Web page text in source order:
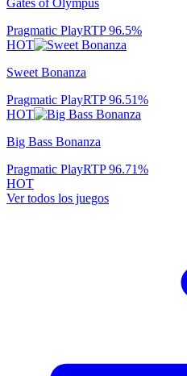
Pragmatic PlayRTP96.5%
HOT
Sweet Bonanza
Pragmatic PlayRTP96.51%
HOT
Big Bass Bonanza
Pragmatic PlayRTP96.71%
HOT
Ver todos los juegos